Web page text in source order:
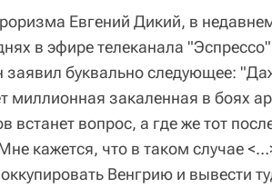
Евгений Дикий, в
в эфире телеканала "Эспрессо"
заявил буквально следующее:
миллионная закаленная в боях
встанет вопрос, а где же тот
кажется, что в таком случае
Венгрию и вывести